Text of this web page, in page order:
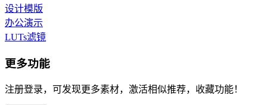
设计模版
办公演示
LUTs滤镜
更多功能
注册登录，可发现更多素材，激活相似推荐，收藏功能！